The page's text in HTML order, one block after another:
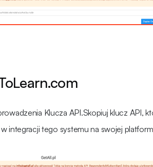
Klucza API.Skopiuj klucz API,
integracji tego systemu na swojej